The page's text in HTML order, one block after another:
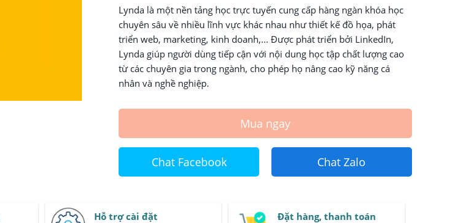
Lynda là một nền tảng học trực tuyến cung cấp hàng ngàn khóa học
chuyên sâu về nhiều lĩnh vực khác nhau như thiết kế đồ họa, phát
triển web, marketing, kinh doanh,... Được phát triển bởi LinkedIn,
Lynda giúp người dùng tiếp cận với nội dung học tập chất lượng cao
từ các chuyên gia trong ngành, cho phép họ nâng cao kỹ năng cá
nhân và nghề nghiệp.
Mua ngay
Chat Facebook Chat Zalo
Hỗ trợ cài đặt
Đặt hàng, thanh toán